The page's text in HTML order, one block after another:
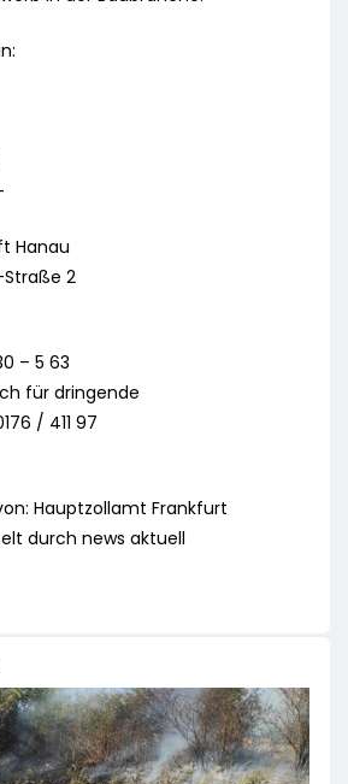
Hanau
2
– 5 63
für dringende
/ 411 97
Hauptzollamt Frankfurt
durch news aktuell